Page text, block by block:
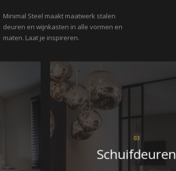
Minimal Steel maakt maatwerk stalen
deuren en wijnkasten in alle vormen en
maten. Laat je inspireren.
03
Schuifdeuren